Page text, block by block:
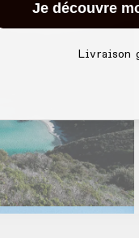
Je découvre
Livraison